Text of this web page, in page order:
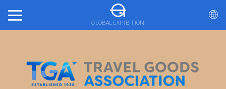
GLOBAL EXHIBITION